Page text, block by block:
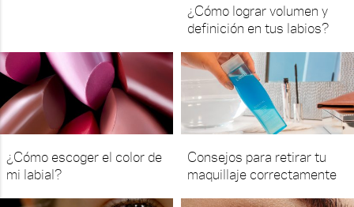
¿Cómo lograr volumen y
definición en tus labios?
¿Cómo escoger el color de
mi labial?
Consejos para retirar tu
maquillaje correctamente